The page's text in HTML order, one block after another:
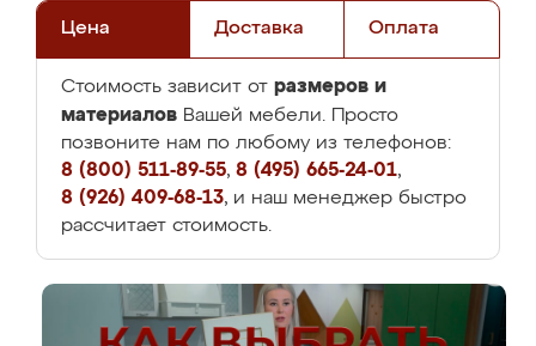
Цена Доставка Оплата
Стоимость зависит от размеров и
материалов Вашей мебели. Просто
позвоните нам по любому из телефонов:
8 (800) 511-89-55, 8 (495) 665-24-01,
8 (926) 409-68-13, и наш менеджер быстро
рассчитает стоимость.